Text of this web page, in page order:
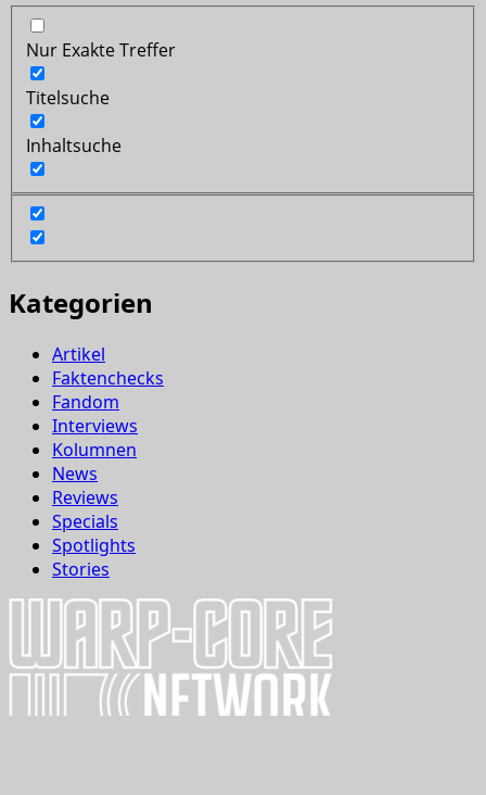
Nur Exakte Treffer
Titelsuche
Inhaltsuche
Kategorien
Artikel
Faktenchecks
Fandom
Interviews
Kolumnen
News
Reviews
Specials
Spotlights
Stories